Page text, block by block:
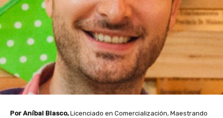
Por Aníbal Blasco,Licenciado en Comercialización, Maestrando